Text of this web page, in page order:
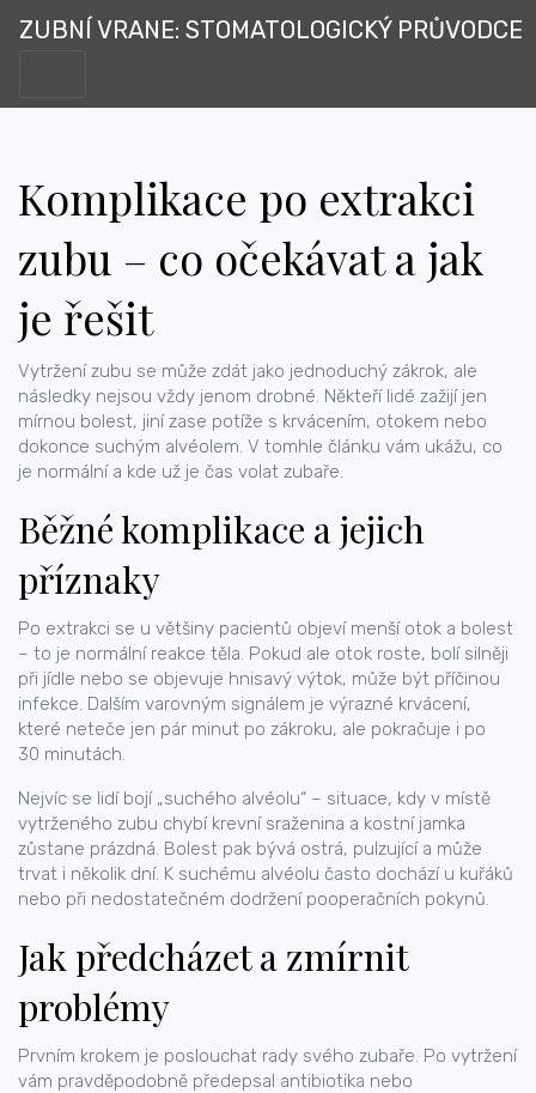
ZUBNÍ VRANE: STOMATOLOGICKÝ PRŮVODCE
Komplikace po extrakci
zubu – co očekávat a jak
je řešit
Vytržení zubu se může zdát jako jednoduchý zákrok, ale
následky nejsou vždy jenom drobné. Někteří lidé zažijí jen
mírnou bolest, jiní zase potíže s krvácením, otokem nebo
dokonce suchým alvéolem. V tomhle článku vám ukážu, co
je normální a kde už je čas volat zubaře.
Běžné komplikace a jejich
příznaky
Po extrakci se u většiny pacientů objeví menší otok a bolest
– to je normální reakce těla. Pokud ale otok roste, bolí silněji
při jídle nebo se objevuje hnisavý výtok, může být příčinou
infekce. Dalším varovným signálem je výrazné krvácení,
které neteče jen pár minut po zákroku, ale pokračuje i po
30 minutách.
Nejvíc se lidí bojí „suchého alvéolu“ – situace, kdy v místě
vytrženého zubu chybí krevní sraženina a kostní jamka
zůstane prázdná. Bolest pak bývá ostrá, pulzující a může
trvat i několik dní. K suchému alvéolu často dochází u kuřáků
nebo při nedostatečném dodržení pooperačních pokynů.
Jak předcházet a zmírnit
problémy
Prvním krokem je poslouchat rady svého zubaře. Po vytržení
vám pravděpodobně předepsal antibiotika nebo